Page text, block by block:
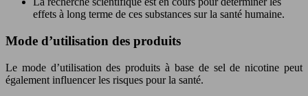
effets à long terme de ces substances sur la santé humaine.
Mode d’utilisation des produits
Le mode d’utilisation des produits à base de sel de nicotine peut
également influencer les risques pour la santé.